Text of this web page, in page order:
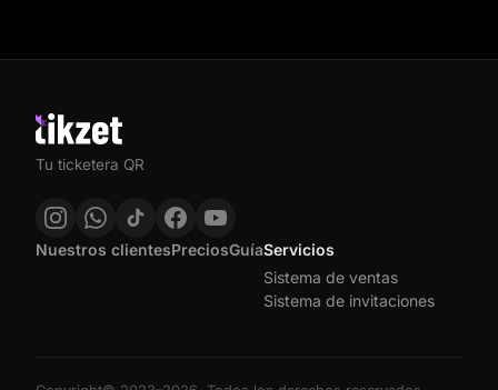
Tu ticketera QR
Nuestros clientesPreciosGuíaServicios
Sistema de ventas
Sistema de invitaciones